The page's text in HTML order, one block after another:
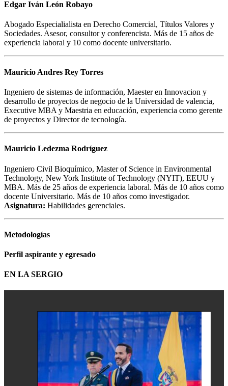
Edgar Iván León Robayo
Abogado Especialialista en Derecho Comercial, Títulos Valores y
Sociedades. Asesor, consultor y conferencista. Más de 15 años de
experiencia laboral y 10 como docente universitario.
Mauricio Andres Rey Torres
Ingeniero de sistemas de información, Maester en Innovacion y
desarrollo de proyectos de negocio de la Universidad de valencia,
Executive MBA y Maestria en educación, experiencia como gerente
de proyectos y Director de tecnología.
Mauricio Ledezma Rodríguez
Ingeniero Civil Bioquímico, Master of Science in Environmental
Technology, New York Institute of Technology (NYIT), EEUU y
MBA. Más de 25 años de experiencia laboral. Más de 10 años como
docente Universitario. Más de 10 años como investigador.
Asignatura: Habilidades gerenciales.
Metodologías
Perfil aspirante y egresado
EN LA SERGIO